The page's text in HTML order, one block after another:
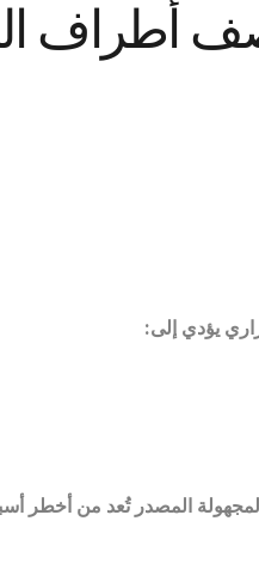
أطراف
يؤدي إلى:
المجهولة المصدر تُعد من أخطر